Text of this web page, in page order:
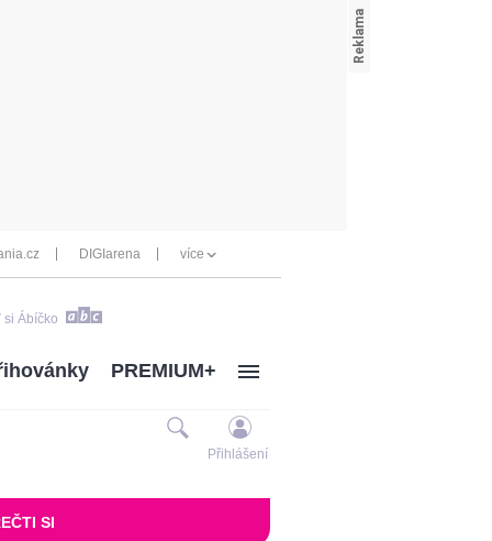
DIGIarena více
si Ábíčko
PREMIUM+
Přihlášení
SI